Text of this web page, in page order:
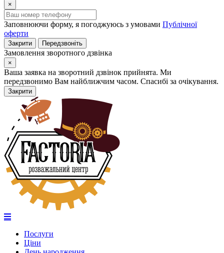
×
Заповнюючи форму, я погоджуюсь з умовами Публічної
оферти
Закрити Передзвоніть
Замовлення зворотного дзвінка
×
Ваша заявка на зворотний дзвінок прийнята. Ми
передзвонимо Вам найближчим часом. Спасибі за очікування.
Закрити
Послуги
Ціни